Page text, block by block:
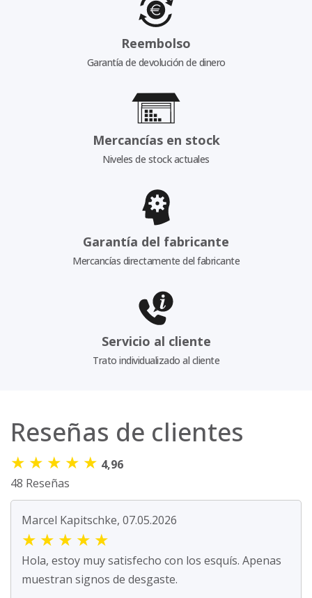
Reembolso
Garantía de devolución de dinero
Mercancías en stock
Niveles de stock actuales
Garantía del fabricante
Mercancías directamente del fabricante
Servicio al cliente
Trato individualizado al cliente
Reseñas de clientes
★ ★ ★ ★ ★ 4,96
48 Reseñas
Marcel Kapitschke, 07.05.2026
★ ★ ★ ★ ★
Hola, estoy muy satisfecho con los esquís. Apenas
muestran signos de desgaste.